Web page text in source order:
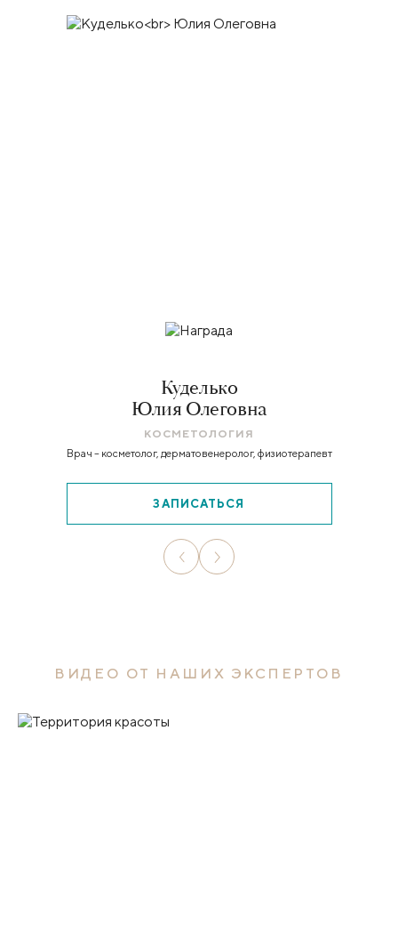
Куделько
Юлия Олеговна
КОСМЕТОЛОГИЯ
Врач – косметолог, дерматовенеролог, физиотерапевт
ЗАПИСАТЬСЯ
ВИДЕО ОТ НАШИХ ЭКСПЕРТОВ